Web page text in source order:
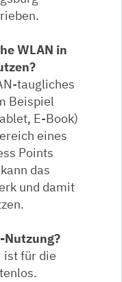
WLAN in
taugliches
Beispiel
E-Book)
eines
Points
das
und damit
Nutzung?
ist für die